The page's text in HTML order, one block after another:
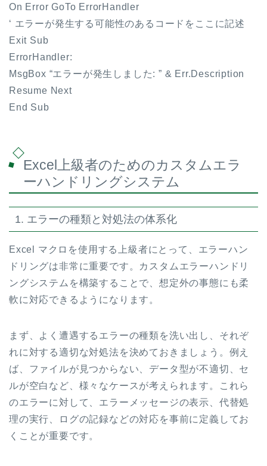
On Error GoTo ErrorHandler
‘ エラーが発生する可能性のあるコードをここに記述
Exit Sub
ErrorHandler:
MsgBox “エラーが発生しました: ” & Err.Description
Resume Next
End Sub
Excel上級者のためのカスタムエラ
ーハンドリングシステム
1. エラーの種類と対処法の体系化
Excel マクロを使用する上級者にとって、エラーハン
ドリングは非常に重要です。カスタムエラーハンドリ
ングシステムを構築することで、想定外の事態にも柔
軟に対応できるようになります。
まず、よく遭遇するエラーの種類を洗い出し、それぞ
れに対する適切な対処法を決めておきましょう。例え
ば、ファイルが見つからない、データ型が不適切、セ
ルが空白など、様々なケースが考えられます。これら
のエラーに対して、エラーメッセージの表示、代替処
理の実行、ログの記録などの対応を事前に定義してお
くことが重要です。